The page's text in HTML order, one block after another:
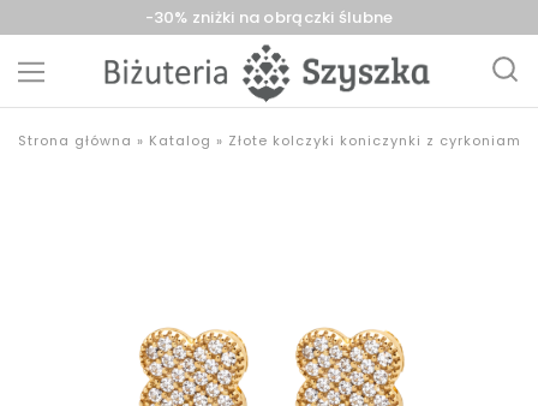
-30% zniżki na obrączki ślubne
Szyszka
z
Strona główna » Katalog » Złote kolczyki koniczynki z cyrkoniami